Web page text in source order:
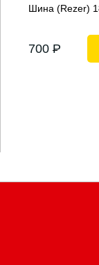
Шина (Rezer)
700 P